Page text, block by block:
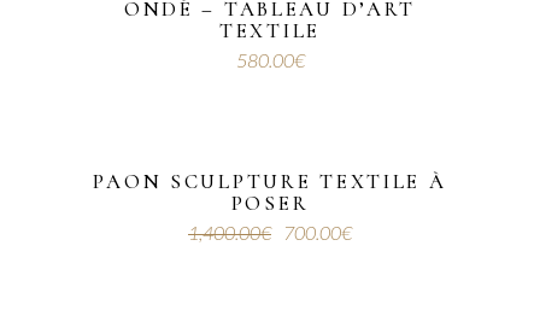
ONDÉ – TABLEAU D’ART
TEXTILE
580.00€
PAON SCULPTURE TEXTILE À
POSER
1,400.00€Le700.00€
Le